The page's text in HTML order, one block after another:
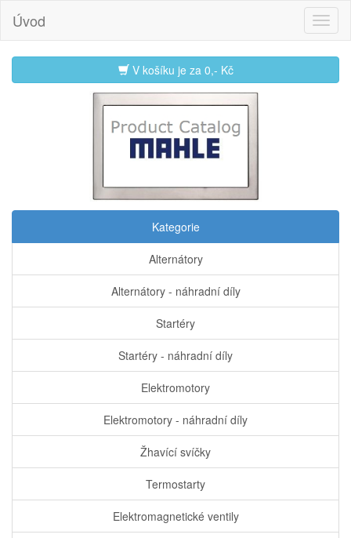
Úvod
V košíku je za 0,- Kč
Kategorie
Alternátory
Alternátory - náhradní díly
Startéry
Startéry - náhradní díly
Elektromotory
Elektromotory - náhradní díly
Žhavící svíčky
Termostarty
Elektromagnetické ventily